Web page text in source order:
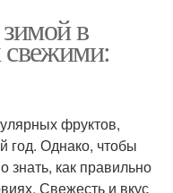
в
фруктов,
год. Однако, чтобы
знать, как правильно
Свежесть и вкус